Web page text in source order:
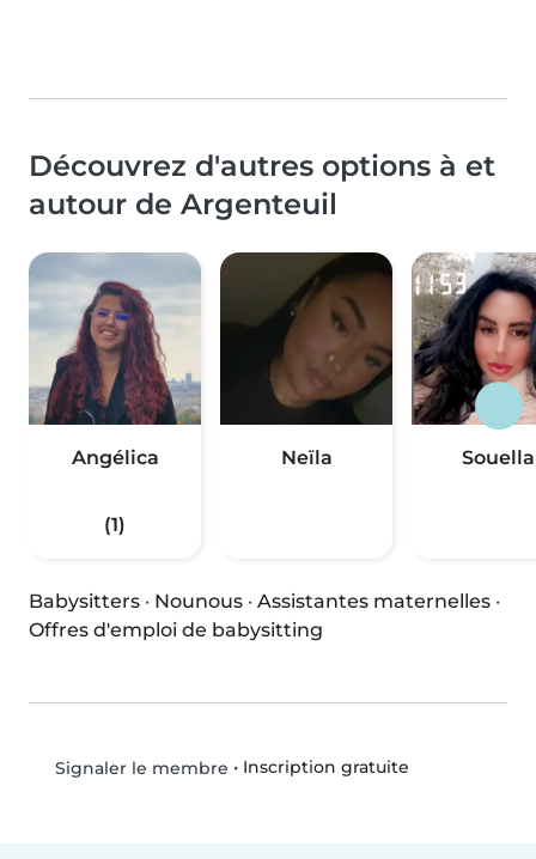
Découvrez d'autres options à et
autour de Argenteuil
Angélica
(1)
Neïla Souella
Babysitters · Nounous · Assistantes maternelles ·
Offres d'emploi de babysitting
Signaler le membre • Inscription gratuite